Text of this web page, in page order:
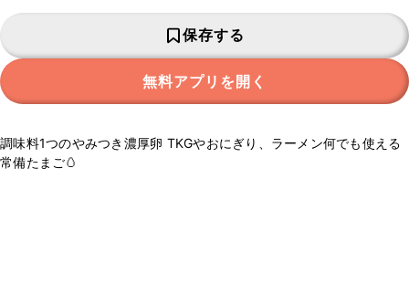
保存する
無料アプリを開く
調味料1つのやみつき濃厚卵 TKGやおにぎり、ラーメン何でも使える
常備たまご🥚